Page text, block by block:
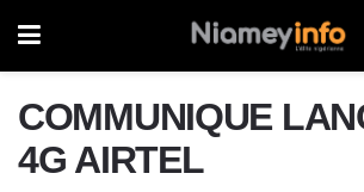
COMMUNIQUE
4G AIRTEL